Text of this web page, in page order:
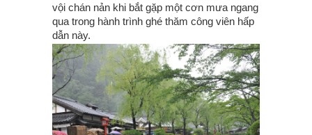
vội chán nản khi bắt gặp một cơn mưa ngang
qua trong hành trình ghé thăm công viên hấp
dẫn này.